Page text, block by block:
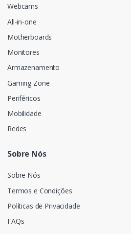
Webcams
All-in-one
Motherboards
Monitores
Armazenamento
Gaming Zone
Periféricos
Mobilidade
Redes
Sobre Nós
Sobre Nós
Termos e Condições
Políticas de Privacidade
FAQs